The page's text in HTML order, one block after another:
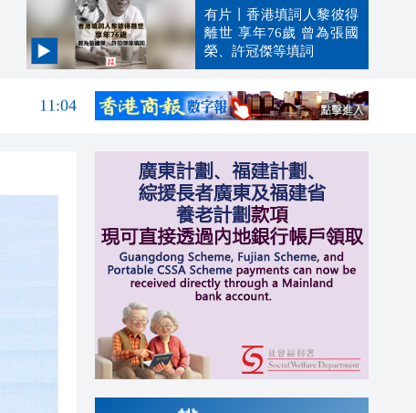
有片丨香港填詞人黎彼得
離世 享年76歲 曾為張國
榮、許冠傑等填詞
11:04
10:50